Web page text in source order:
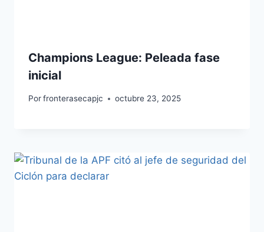
Champions League: Peleada fase
inicial
Porfronterasecapjc octubre 23, 2025